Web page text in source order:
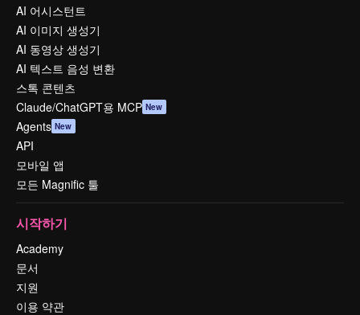
AI 어시스턴트
AI 이미지 생성기
AI 동영상 생성기
AI 텍스트 음성 변환
스톡 콘텐츠
Claude/ChatGPT용 MCP New
Agents New
API
모바일 앱
모든 Magnific 툴
시작하기
Academy
문서
지원
이용 약관